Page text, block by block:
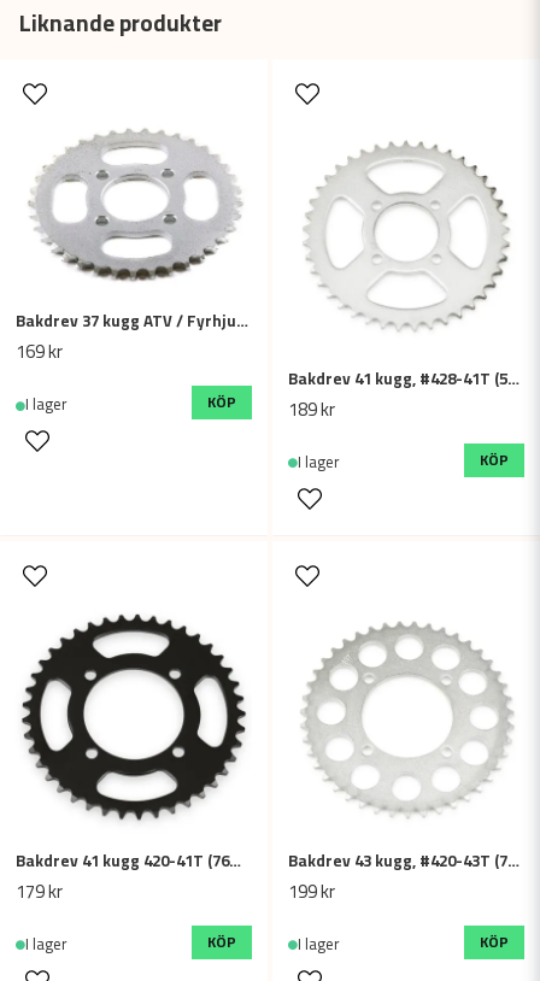
Liknande produkter
Bakdrev 37 kugg ATV / Fyrhjuling #420-37 kuggar (48mm)
169 kr
I lager KÖP
Bakdrev 41 kugg, #428-41T (52mm)
189 kr
I lager KÖP
Bakdrev 41 kugg 420-41T (76mm)
179 kr
I lager KÖP
Bakdrev 43 kugg, #420-43T (76mm)
199 kr
I lager KÖP
Ja, ni får publicera min fråga
Skicka fråga